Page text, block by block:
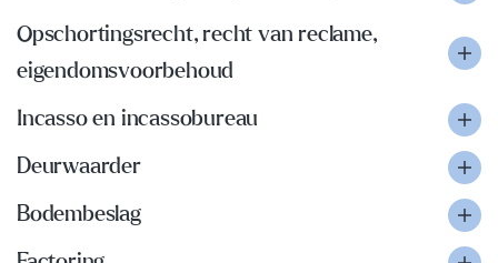
Opschortingsrecht, recht van reclame,
eigendomsvoorbehoud
Incasso en incassobureau
Deurwaarder
Bodembeslag